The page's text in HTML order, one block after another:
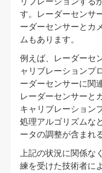
す。レーダーセンサ
ーダーセンサーとカ
ムもあります。
例えば、レーダーセ
ャリブレーションプ
ーダーセンサーに関
レーダーセンサーと
キャリブレーション
処理アルゴリズムな
ータの調整が含まれ
上記の状況に関係な
練を受けた技術者に